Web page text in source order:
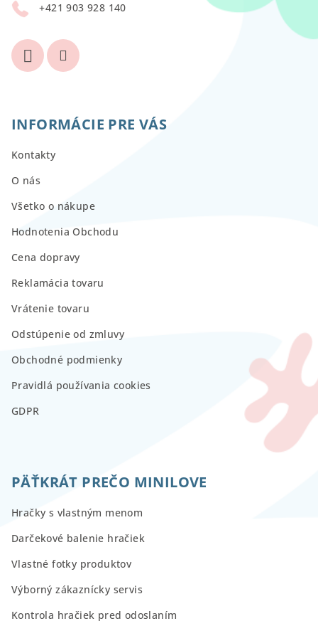
+421 903 928 140
INFORMÁCIE PRE VÁS
Kontakty
O nás
Všetko o nákupe
Hodnotenia Obchodu
Cena dopravy
Reklamácia tovaru
Vrátenie tovaru
Odstúpenie od zmluvy
Obchodné podmienky
Pravidlá používania cookies
GDPR
PÄŤKRÁT PREČO MINILOVE
Hračky s vlastným menom
Darčekové balenie hračiek
Vlastné fotky produktov
Výborný zákaznícky servis
Kontrola hračiek pred odoslaním